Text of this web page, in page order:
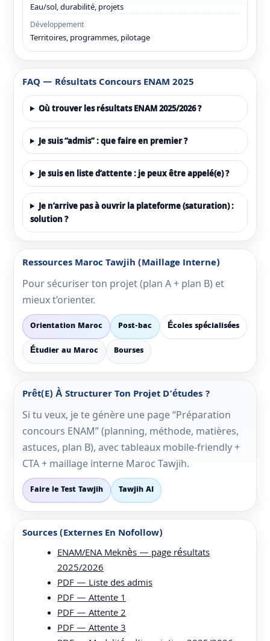
Eau/sol, durabilité, projets
Développement
Territoires, programmes, pilotage
FAQ — Résultats Concours ENAM 2025
Où trouver les résultats ENAM 2025/2026 ?
Je suis “admis” : que faire en premier ?
Je suis en liste d’attente : je peux être appelé(e) ?
Je n’arrive pas à ouvrir la plateforme (saturation) :
solution ?
Ressources Maroc Tawjih (maillage Interne)
Pour sécuriser ton projet (plan A + plan B) et
mieux t’orienter.
Orientation Maroc Post-bac
Écoles spécialisées
Étudier au Maroc
Bourses
Prêt(e) À Structurer Ton Projet D’études ?
Si tu veux, je te génère une page “Préparation
concours ENAM” (planning, méthode, matières,
astuces, plan B), avec tableaux mobile-friendly +
CTA + maillage interne Maroc Tawjih.
Faire le Test Tawjih Tawjih AI
Sources (externes En Nofollow)
ENAM/ENA Meknès — page résultats
2025/2026
PDF — Liste des admis
PDF — Attente 1
PDF — Attente 2
PDF — Attente 3